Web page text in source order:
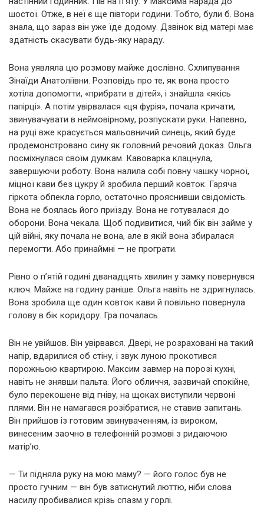
шостої. Отже, в неї є ще півтори години. Тобто, були б. Вона
знала, що зараз він уже їде додому. Дзвінок від матері має
здатність скасувати будь-яку нараду.
Вона уявляла цю розмову майже дослівно. Схлипування
Зінаїди Анатоліївни. Розповідь про те, як вона просто
хотіла допомогти, «прибрати в дітей», і знайшла «якісь
папірці». А потім увірвалася «ця фурія», почала кричати,
звинувачувати в неймовірному, розпускати руки. Напевно,
на руці вже красується мальовничий синець, який буде
продемонстровано сину як головний речовий доказ. Ольга
посміхнулася своїм думкам. Кавоварка клацнула,
завершуючи роботу. Вона налила собі повну чашку чорної,
міцної кави без цукру й зробила перший ковток. Гаряча
гіркота обпекла горло, остаточно прояснивши свідомість.
Вона не боялась його приїзду. Вона не готувалася до
оборони. Вона чекала. Щоб подивитися, чий бік він займе у
цій війні, яку почала не вона, але в якій вона збиралася
перемогти. Або принаймні — не програти.
Рівно о п’ятій годині дванадцять хвилин у замку повернувся
ключ. Майже на годину раніше. Ольга навіть не здригнулась.
Вона зробила ще один ковток кави й повільно повернула
голову в бік коридору. Гра почалась.
Він не увійшов. Він увірвався. Двері, не розраховані на такий
напір, вдарилися об стіну, і звук луною прокотився
порожньою квартирою. Максим завмер на порозі кухні,
навіть не знявши пальта. Його обличчя, зазвичай спокійне,
було перекошене від гніву, на щоках виступили червоні
плями. Він не намагався розібратися, не ставив запитань.
Він прийшов із готовим звинуваченням, із вироком,
винесеним заочно в телефонній розмові з ридаючою
матір’ю.
— Ти підняла руку на мою маму? — його голос був не
просто гучним — він був затиснутий люттю, ніби слова
насилу пробивалися крізь спазм у горлі.